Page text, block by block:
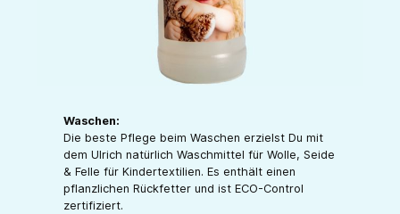
Waschen:
Die beste Pflege beim Waschen erzielst Du mit
dem Ulrich natürlich Waschmittel für Wolle, Seide
& Felle für Kindertextilien. Es enthält einen
pflanzlichen Rückfetter und ist ECO-Control
zertifiziert.